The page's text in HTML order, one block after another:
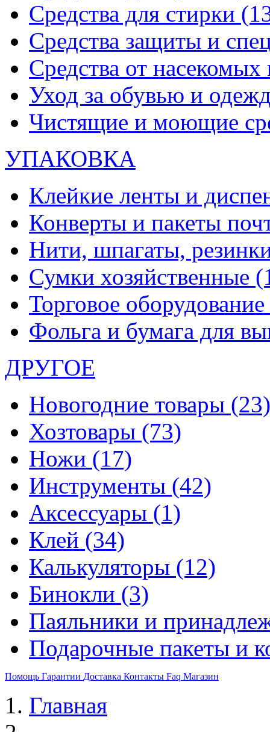
Средства для стирки
Средства защиты и
Средства от
Уход за обувью и
Чистящие и моющие
УПАКОВКА
Клейкие ленты и
Конверты и пакеты
Нити, шпагаты,
Сумки хозяйственные
Торговое оборудование
Фольга и бумага для
ДРУГОЕ
Новогодние товары (23)
Хозтовары (73)
Ножи (17)
Инструменты (42)
Аксессуары (1)
Клей (34)
Калькуляторы (12)
Бинокли (3)
Паяльники и
Подарочные пакеты и
Помощь Гарантии Доставка Контакты Faq Магазин
Главная